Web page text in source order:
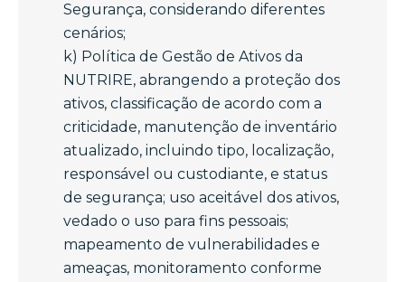
Segurança, considerando diferentes
cenários;
k) Política de Gestão de Ativos da
NUTRIRE, abrangendo a proteção dos
ativos, classificação de acordo com a
criticidade, manutenção de inventário
atualizado, incluindo tipo, localização,
responsável ou custodiante, e status
de segurança; uso aceitável dos ativos,
vedado o uso para fins pessoais;
mapeamento de vulnerabilidades e
ameaças, monitoramento conforme